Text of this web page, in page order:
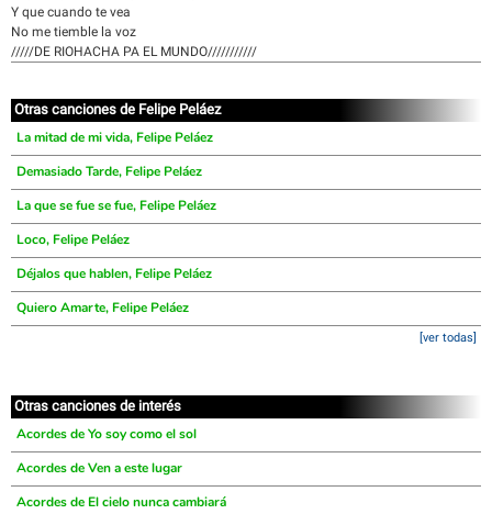
Y que cuando te vea
No me tiemble la voz
/////DE RIOHACHA PA EL MUNDO///////////
Otras canciones de Felipe Peláez
La mitad de mi vida, Felipe Peláez
Demasiado Tarde, Felipe Peláez
La que se fue se fue, Felipe Peláez
Loco, Felipe Peláez
Déjalos que hablen, Felipe Peláez
Quiero Amarte, Felipe Peláez
[ver todas]
Otras canciones de interés
Acordes de Yo soy como el sol
Acordes de Ven a este lugar
Acordes de El cielo nunca cambiará